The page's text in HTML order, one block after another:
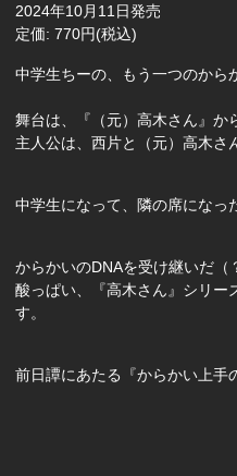
2024年10月11日発売
定価: 770円(税込)
中学生ちーの、もう一つのから
舞台は、『（元）高木さん』か
主人公は、西片と（元）高木さ
中学生になって、隣の席にな
からかいのDNAを受け継いだ
酸っぱい、『高木さん』シリー
す。
前日譚にあたる『からかい上手